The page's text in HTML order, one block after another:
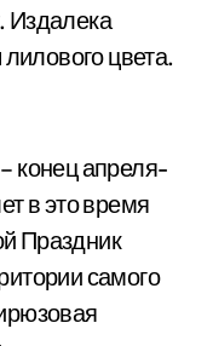
Издалека
цвета.
конец апреля-
в это время
Праздник
самого